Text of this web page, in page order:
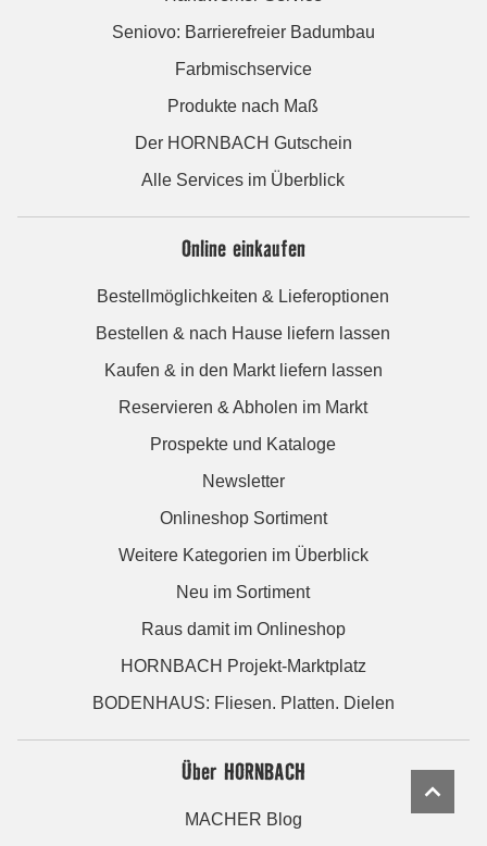
Seniovo: Barrierefreier Badumbau
Farbmischservice
Produkte nach Maß
Der HORNBACH Gutschein
Alle Services im Überblick
Online einkaufen
Bestellmöglichkeiten & Lieferoptionen
Bestellen & nach Hause liefern lassen
Kaufen & in den Markt liefern lassen
Reservieren & Abholen im Markt
Prospekte und Kataloge
Newsletter
Onlineshop Sortiment
Weitere Kategorien im Überblick
Neu im Sortiment
Raus damit im Onlineshop
HORNBACH Projekt-Marktplatz
BODENHAUS: Fliesen. Platten. Dielen
Über HORNBACH
MACHER Blog